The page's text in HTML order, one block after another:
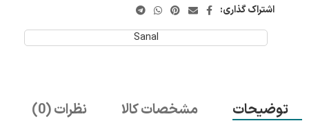
اشتراک گذاری:
Sanal
توضیحات مشخصات کالا نظرات (0)